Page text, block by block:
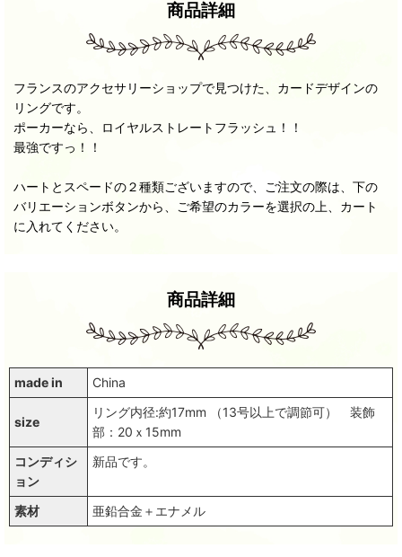
商品詳細
フランスのアクセサリーショップで見つけた、カードデザインの
リングです。
ポーカーなら、ロイヤルストレートフラッシュ！！
最強ですっ！！
ハートとスペードの２種類ございますので、ご注文の際は、下の
バリエーションボタンから、ご希望のカラーを選択の上、カート
に入れてください。
商品詳細
made in China
size
リング内径:約17mm （13号以上で調節可） 装飾
部：20ｘ15mm
コンディシ
ョン
新品です。
素材 亜鉛合金＋エナメル